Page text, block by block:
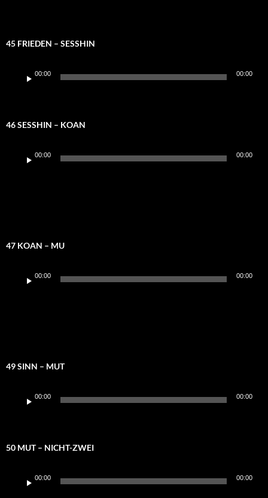
45 FRIEDEN – SESSHIN
Player
00:00 00:00
46 SESSHIN – KOAN
Player
00:00 00:00
47 KOAN – MU
Player
00:00 00:00
49 SINN – MUT
Player
00:00 00:00
50 MUT – NICHT-ZWEI
Player
00:00 00:00